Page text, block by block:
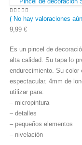
0 out of 5
( No hay valoraciones
9,99 €
Es un pincel de
alta calidad. Su tapa lo
endurecimiento. Su color
espectacular. 4mm de
utilizar para:
– micropintura
– detalles
– pequeños elementos
– nivelación